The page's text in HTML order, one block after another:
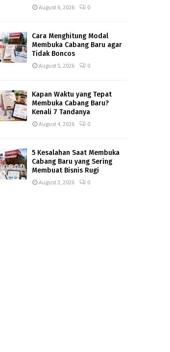
August 6, 2026 0
Cara Menghitung Modal
Membuka Cabang Baru agar
Tidak Boncos
August 5, 2026 0
Kapan Waktu yang Tepat
Membuka Cabang Baru?
Kenali 7 Tandanya
August 4, 2026 0
5 Kesalahan Saat Membuka
Cabang Baru yang Sering
Membuat Bisnis Rugi
August 3, 2026 0